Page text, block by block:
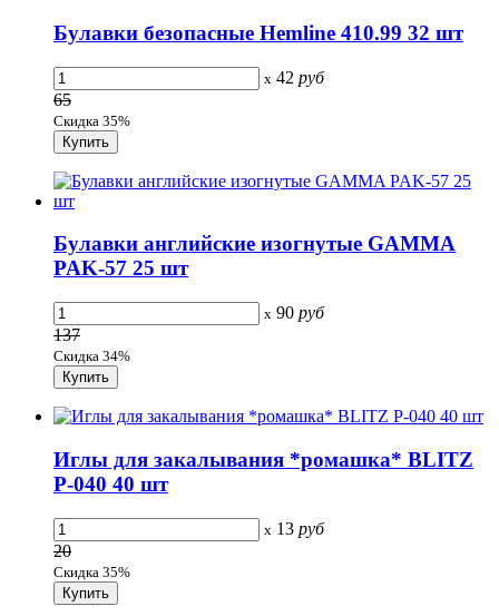
Булавки безопасные Hemline 410.99 32 шт
x 42 руб
65
Скидка 35%
Булавки английские изогнутые GAMMA
PAK-57 25 шт
x 90 руб
137
Скидка 34%
Иглы для закалывания *ромашка* BLITZ
P-040 40 шт
x 13 руб
20
Скидка 35%